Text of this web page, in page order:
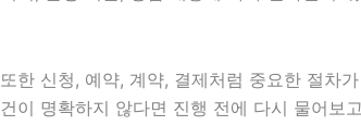
또한 신청, 예약, 계약, 결제처럼 중요한 절차
건이 명확하지 않다면 진행 전에 다시 물어